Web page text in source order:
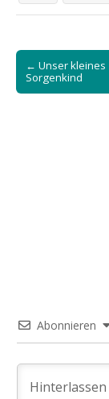
Post
navigation
← Unser kleines
Sorgenkind
Abonnieren